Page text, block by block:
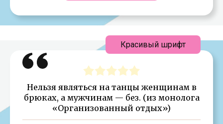
Нельзя являться на танцы женщинам в
брюках, а мужчинам — без. (из монолога
«Организованный отдых»)
Красивый шрифт